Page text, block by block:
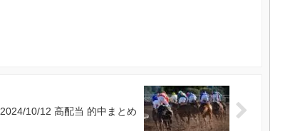
2024/10/12 高配当 的中まとめ